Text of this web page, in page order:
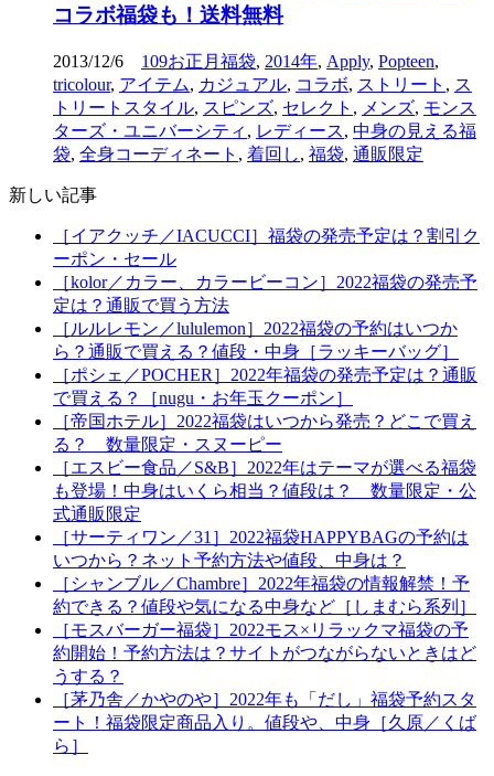
コラボ福袋も！送料無料
2013/12/6 109お正月福袋, 2014年, Apply, Popteen,
tricolour, アイテム, カジュアル, コラボ, ストリート , ス
トリートスタイル, スピンズ, セレクト , メンズ, モンス
ターズ・ユニバーシティ , レディース, 中身の見える福
袋, 全身コーディネート , 着回し, 福袋, 通販限定
新しい記事
［イアクッチ／IACUCCI］福袋の発売予定は？割引ク
ーポン・セール
［kolor／カラー、カラービーコン］2022福袋の発売予
定は？通販で買う方法
［ルルレモン／lululemon］2022福袋の予約はいつか
ら？通販で買える？値段・中身［ラッキーバッグ］
［ポシェ／POCHER］2022年福袋の発売予定は？通販
で買える？［nugu・お年玉クーポン］
［帝国ホテル］2022福袋はいつから発売？どこで買え
る？ 数量限定・スヌーピー
［エスビー食品／S&B］2022年はテーマが選べる福袋
も登場！中身はいくら相当？値段は？ 数量限定・公
式通販限定
［サーティワン／31］2022福袋HAPPYBAGの予約は
いつから？ネット予約方法や値段、中身は？
［シャンブル／Chambre］2022年福袋の情報解禁！予
約できる？値段や気になる中身など［しまむら系列］
［モスバーガー福袋］2022モス×リラックマ福袋の予
約開始！予約方法は？サイトがつながらないときはど
うする？
［茅乃舎／かやのや］2022年も「だし」福袋予約スタ
ート！福袋限定商品入り。値段や、中身［久原／くば
ら］